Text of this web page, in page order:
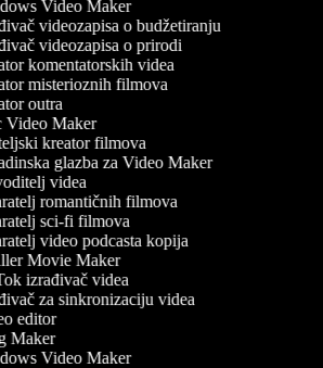
Video Maker
videozapisa o budžetiranju
videozapisa o prirodi
komentatorskih videa
misterioznih filmova
outra
Maker
kreator filmova
glazba za Video Maker
videa
romantičnih filmova
sci-fi filmova
video podcasta kopija
Movie Maker
izrađivač videa
za sinkronizaciju videa
editor
Maker
Video Maker